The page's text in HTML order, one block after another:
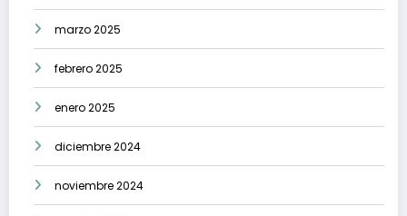
marzo 2025
febrero 2025
enero 2025
diciembre 2024
noviembre 2024